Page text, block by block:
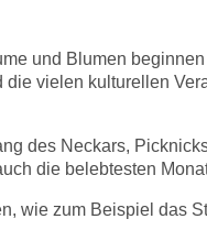
und Blumen
vielen kulturellen
des Neckars,
die belebtesten
wie zum Beispiel das